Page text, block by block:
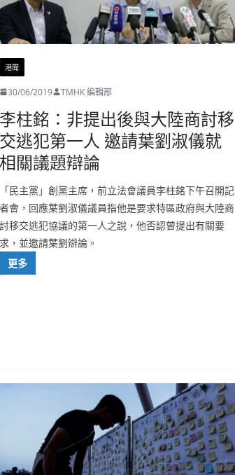
港聞
30/06/2019 TMHK 編輯部
李柱銘：非提出後與大陸商討移
交逃犯第一人 邀請葉劉淑儀就
相關議題辯論
「民主黨」創黨主席，前立法會議員李柱銘下午召開記
者會，回應葉劉淑儀議員指他是要求特區政府與大陸商
討移交逃犯協議的第一人之說，他否認曾提出有關要
求，並邀請葉劉辯論。
更多